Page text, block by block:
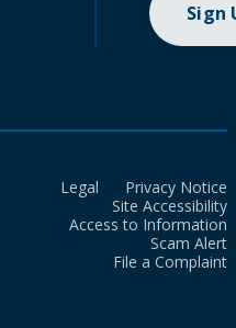
Sign
Legal
Privacy Notice
Site Accessibility
Access to Information
Scam Alert
File a Complaint